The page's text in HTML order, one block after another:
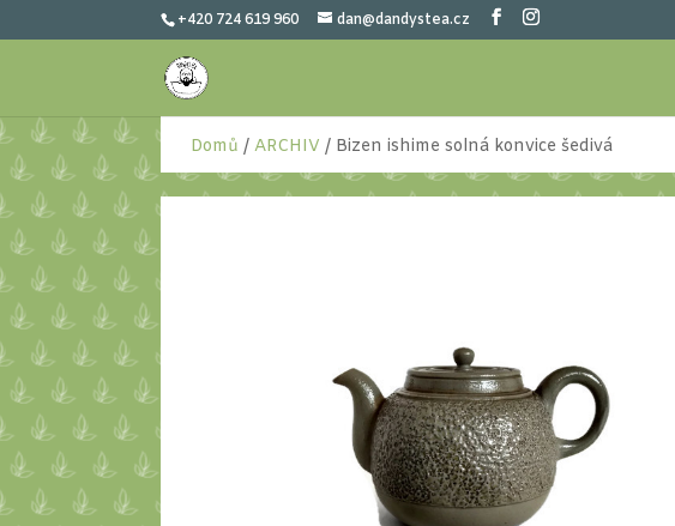
+420 724 619 960 dan@dandystea.cz
Domů /ARCHIV / Bizen ishime solná konvice šedivá